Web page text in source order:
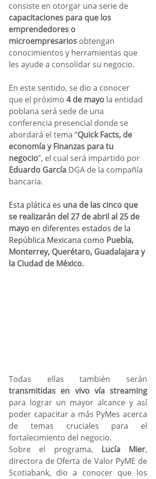
consiste en otorgar una serie de
capacitaciones para que los
emprendedores o
microempresarios obtengan
conocimientos y herramientas que
les ayude a consolidar su negocio.
En este sentido, se dio a conocer
que el próximo 4 de mayo la entidad
poblana será sede de una
conferencia presencial donde se
abordará el tema “Quick Facts, de
economía y Finanzas para tu
negocio”, el cual será impartido por
Eduardo García DGA de la compañía
bancaria.
Esta plática es una de las cinco que
se realizarán del 27 de abril al 25 de
mayo en diferentes estados de la
República Mexicana como Puebla,
Monterrey, Querétaro, Guadalajara y
la Ciudad de México.
para lograr un mayor alcance y así
poder capacitar a más PyMes acerca
de temas cruciales para el
fortalecimiento del negocio.
Sobre el programa, Lucía Mier,
directora de Oferta de Valor PyME de
Scotiabank, dio a conocer que los